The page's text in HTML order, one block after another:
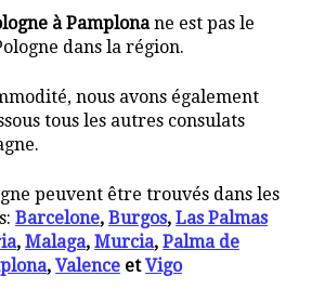
à Pamplonane est pas le
dans la région.
nous avons également
tous les autres consulats
peuvent être trouvés dans les
Barcelone,Burgos,Las Palmas
,Malaga,Murcia,Palma de
,Valence etVigo